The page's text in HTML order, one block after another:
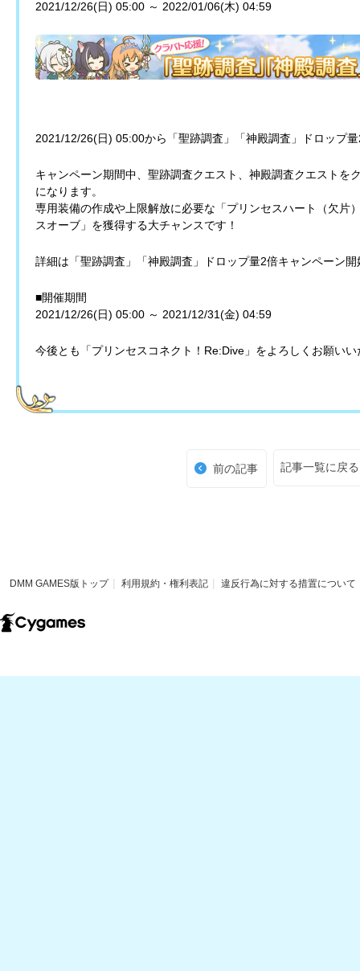
2021/12/26(日) 05:00 ～ 2022/01/06(木) 04:59
2021/12/26(日) 05:00から「聖跡調査」「神殿調査」ドロップ
キャンペーン期間中、聖跡調査クエスト、神殿調査クエストを
になります。
専用装備の作成や上限解放に必要な「プリンセスハート（欠
スオーブ」を獲得する大チャンスです！
詳細は「聖跡調査」「神殿調査」ドロップ量2倍キャンペーン
■開催期間
2021/12/26(日) 05:00 ～ 2021/12/31(金) 04:59
今後とも「プリンセスコネクト！Re:Dive」をよろしくお願いい
前の記事 記事一覧に戻る
DMM GAMES版トップ 利用規約・権利表記 違反行為に対する措置について